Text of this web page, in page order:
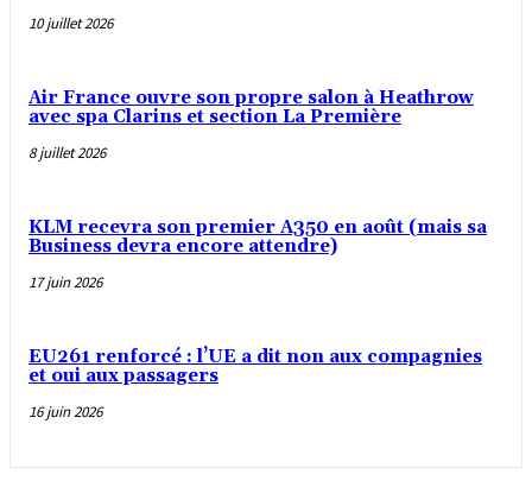
10 juillet 2026
Air France ouvre son propre salon à Heathrow
avec spa Clarins et section La Première
8 juillet 2026
KLM recevra son premier A350 en août (mais sa
Business devra encore attendre)
17 juin 2026
EU261 renforcé : l’UE a dit non aux compagnies
et oui aux passagers
16 juin 2026